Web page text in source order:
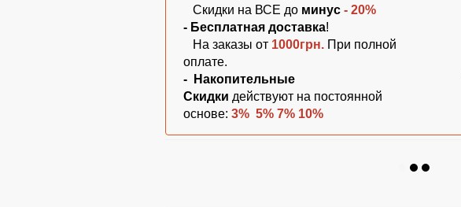
Скидки на ВСЕ до минус - 20%
- Бесплатная доставка!
На заказы от 1000грн. При полной
оплате.
-
Накопительные
Скидки действуют на постоянной
основе: 3% 5% 7% 10%